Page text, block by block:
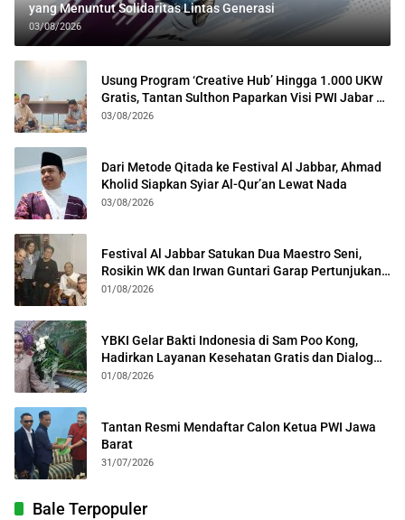
yang Menuntut Solidaritas Lintas Generasi
03/08/2026
Usung Program ‘Creative Hub’ Hingga 1.000 UKW
Gratis, Tantan Sulthon Paparkan Visi PWI Jabar di
Kota Bogor
03/08/2026
Dari Metode Qitada ke Festival Al Jabbar, Ahmad
Kholid Siapkan Syiar Al-Qur’an Lewat Nada
03/08/2026
Festival Al Jabbar Satukan Dua Maestro Seni,
Rosikin WK dan Irwan Guntari Garap Pertunjukan
Kolosal
01/08/2026
YBKI Gelar Bakti Indonesia di Sam Poo Kong,
Hadirkan Layanan Kesehatan Gratis dan Dialog
Kebangsaan
01/08/2026
Tantan Resmi Mendaftar Calon Ketua PWI Jawa
Barat
31/07/2026
Bale Terpopuler